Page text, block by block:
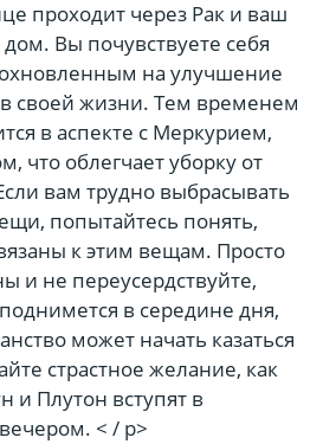
проходит через Рак и ваш
Вы почувствуете себя
на улучшение
своей жизни. Тем временем
в аспекте с Меркурием,
что облегчает уборку от
вам трудно выбрасывать
попытайтесь понять,
к этим вещам. Просто
и не переусердствуйте,
в середине дня,
может начать казаться
страстное желание, как
и Плутон вступят в
< / p>